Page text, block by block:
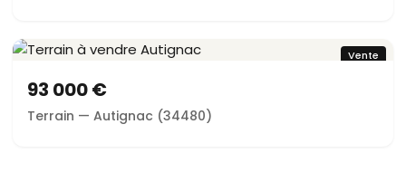
Vente
93 000 €
Terrain — Autignac (34480)